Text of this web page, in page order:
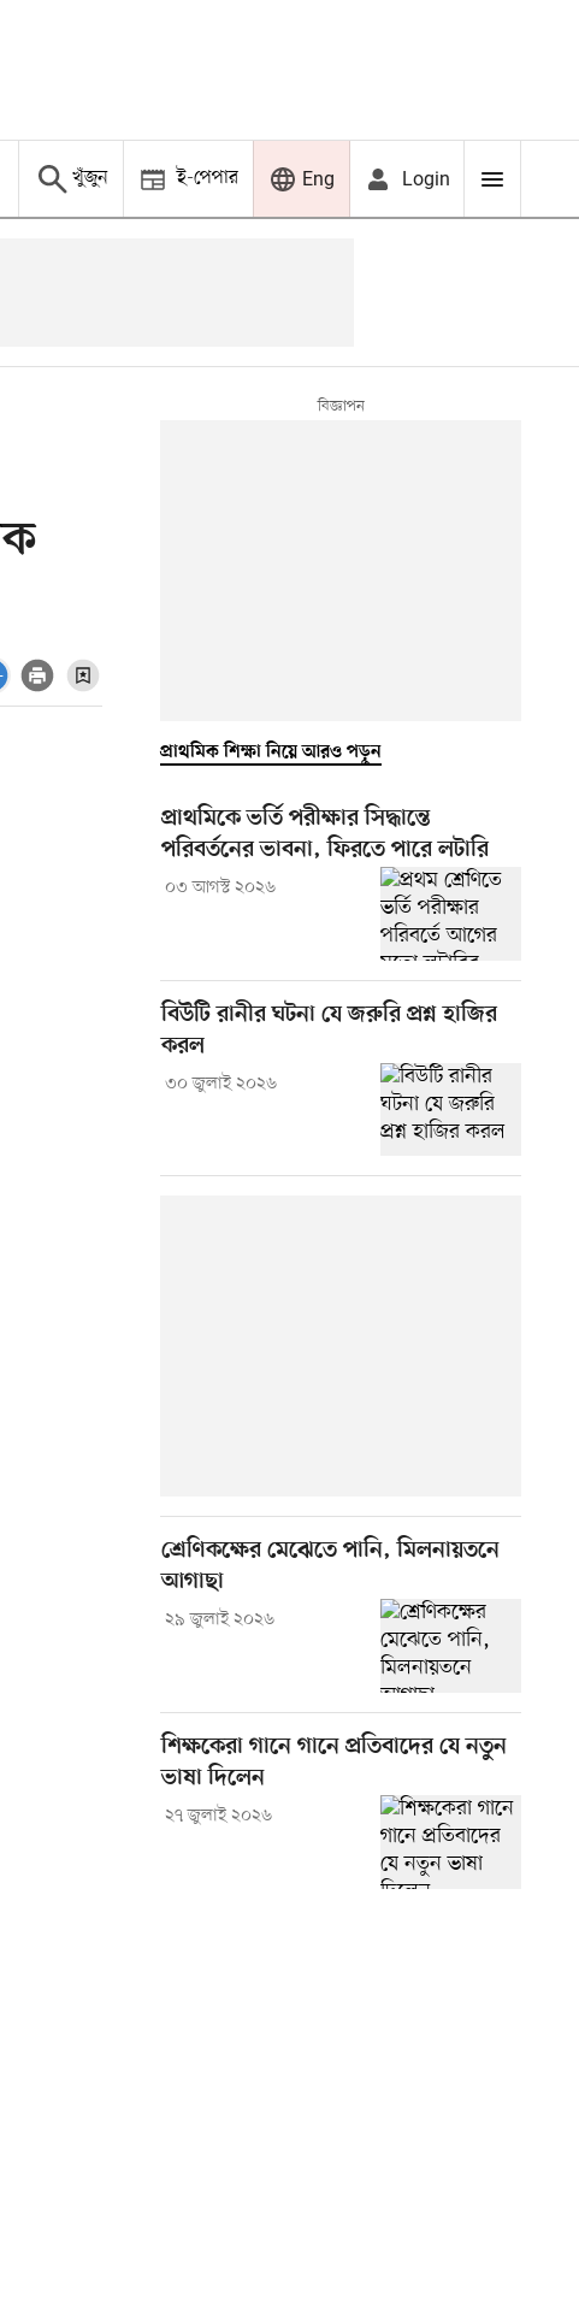
খুঁজুন ই-পেপার Eng Login
প্রাথমিক শিক্ষা নিয়ে আরও পড়ুন
প্রাথমিকে ভর্তি পরীক্ষার সিদ্ধান্তে
পরিবর্তনের ভাবনা, ফিরতে পারে লটারি
০৩ আগস্ট ২০২৬
বিউটি রানীর ঘটনা যে জরুরি প্রশ্ন হাজির
করল
৩০ জুলাই ২০২৬
শ্রেণিকক্ষের মেঝেতে পানি, মিলনায়তনে
আগাছা
২৯ জুলাই ২০২৬
শিক্ষকেরা গানে গানে প্রতিবাদের যে নতুন
ভাষা দিলেন
২৭ জুলাই ২০২৬